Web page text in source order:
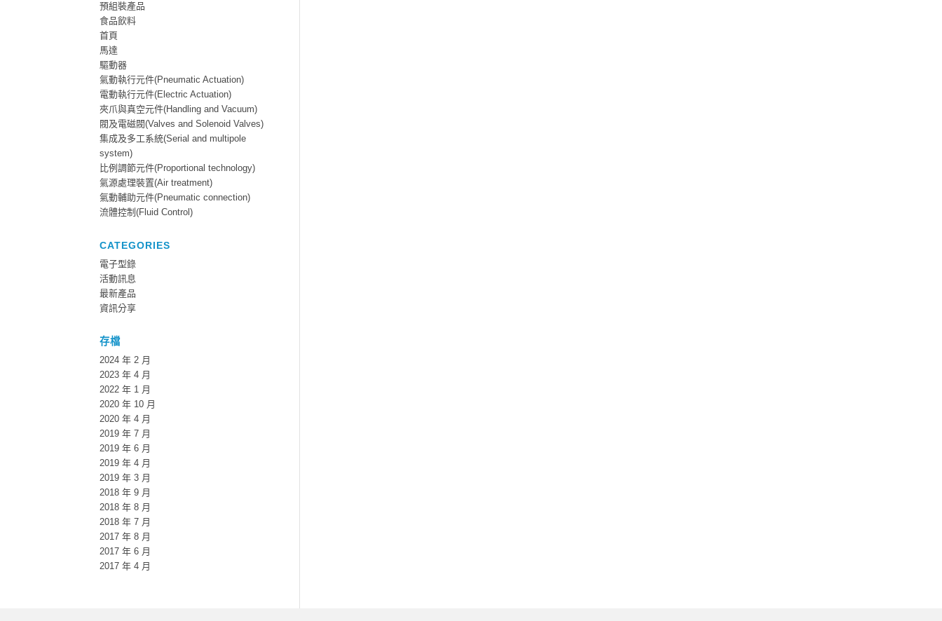
預組裝產品
食品飲料
首頁
馬達
驅動器
氣動執行元件(Pneumatic Actuation)
電動執行元件(Electric Actuation)
夾爪與真空元件(Handling and Vacuum)
閥及電磁閥(Valves and Solenoid Valves)
集成及多工系統(Serial and multipole
system)
比例調節元件(Proportional technology)
氣源處理裝置(Air treatment)
氣動輔助元件(Pneumatic connection)
流體控制(Fluid Control)
CATEGORIES
電子型錄
活動訊息
最新產品
資訊分享
存檔
2024 年 2 月
2023 年 4 月
2022 年 1 月
2020 年 10 月
2020 年 4 月
2019 年 7 月
2019 年 6 月
2019 年 4 月
2019 年 3 月
2018 年 9 月
2018 年 8 月
2018 年 7 月
2017 年 8 月
2017 年 6 月
2017 年 4 月